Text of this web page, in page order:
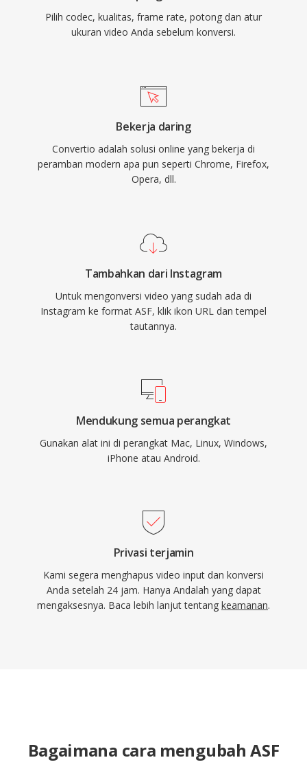
Pilih codec, kualitas, frame rate, potong dan atur
ukuran video Anda sebelum konversi.
Bekerja daring
Convertio adalah solusi online yang bekerja di
peramban modern apa pun seperti Chrome, Firefox,
Opera, dll.
Tambahkan dari Instagram
Untuk mengonversi video yang sudah ada di
Instagram ke format ASF, klik ikon URL dan tempel
tautannya.
Mendukung semua perangkat
Gunakan alat ini di perangkat Mac, Linux, Windows,
iPhone atau Android.
Privasi terjamin
Kami segera menghapus video input dan konversi
Anda setelah 24 jam. Hanya Andalah yang dapat
mengaksesnya. Baca lebih lanjut tentang keamanan.
Bagaimana cara mengubah ASF